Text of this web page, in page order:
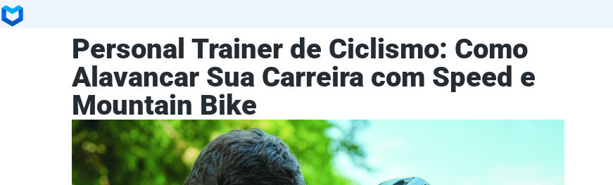
Personal Trainer de Ciclismo: Como
Alavancar Sua Carreira com Speed e
Mountain Bike